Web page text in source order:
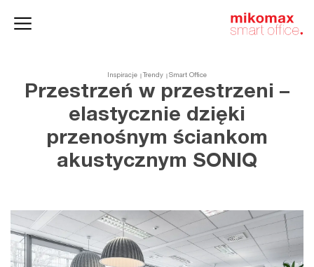
Inspiracje Trendy Smart Office
Przestrzeń w przestrzeni –
elastycznie dzięki
przenośnym ściankom
akustycznym SONIQ